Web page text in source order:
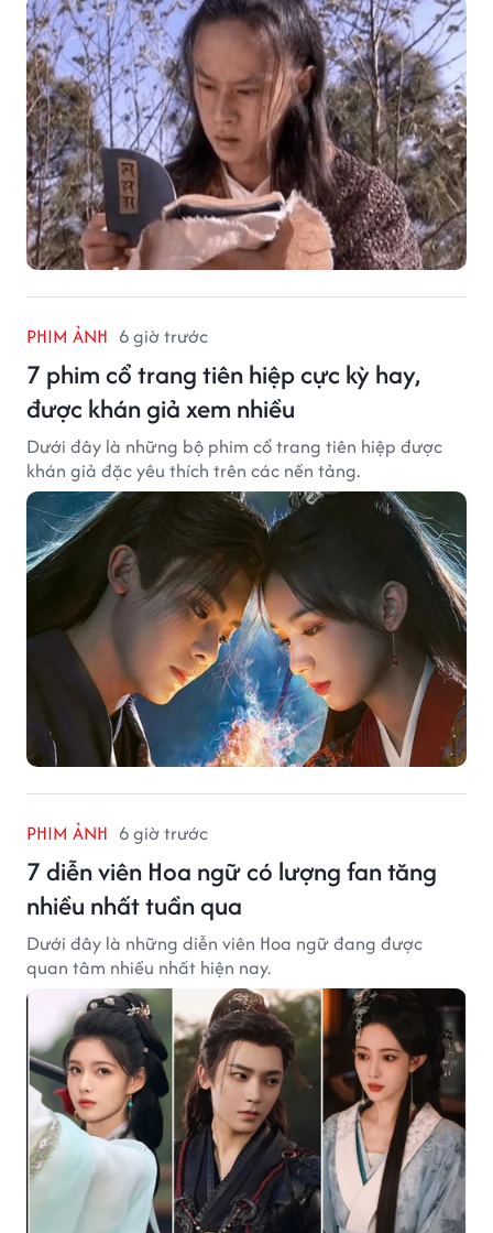
PHIM ẢNH 6 giờ trước
7 phim cổ trang tiên hiệp cực kỳ hay,
được khán giả xem nhiều
Dưới đây là những bộ phim cổ trang tiên hiệp được
khán giả đặc yêu thích trên các nền tảng.
PHIM ẢNH 6 giờ trước
7 diễn viên Hoa ngữ có lượng fan tăng
nhiều nhất tuần qua
Dưới đây là những diễn viên Hoa ngữ đang được
quan tâm nhiều nhất hiện nay.